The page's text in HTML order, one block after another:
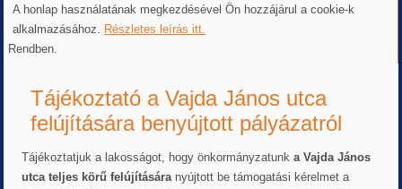
A honlap használatának megkezdésével Ön hozzájárul a cookie-k
alkalmazásához. Részletes leírás itt.
Rendben.
Tájékoztató a Vajda János utca
felújítására benyújtott pályázatról
Tájékoztatjuk a lakosságot, hogy önkormányzatunka Vajda János
utca teljes körű felújításáranyújtott be támogatási kérelmet a